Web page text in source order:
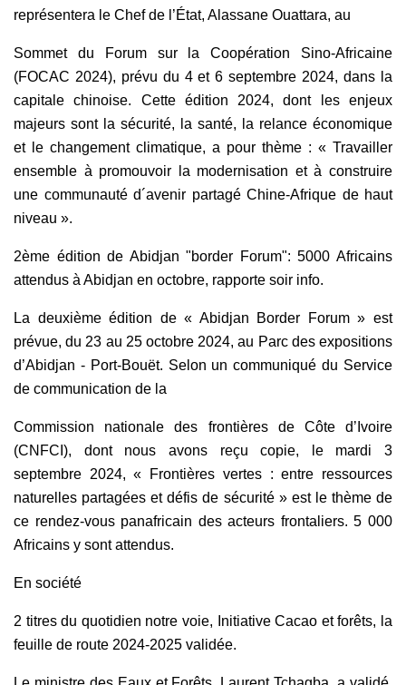
représentera le Chef de l’État, Alassane Ouattara, au
Sommet du Forum sur la Coopération Sino-Africaine
(FOCAC 2024), prévu du 4 et 6 septembre 2024, dans la
capitale chinoise. Cette édition 2024, dont les enjeux
majeurs sont la sécurité, la santé, la relance économique
et le changement climatique, a pour thème : « Travailler
ensemble à promouvoir la modernisation et à construire
une communauté d´avenir partagé Chine-Afrique de haut
niveau ».
2ème édition de Abidjan "border Forum": 5000 Africains
attendus à Abidjan en octobre, rapporte soir info.
La deuxième édition de « Abidjan Border Forum » est
prévue, du 23 au 25 octobre 2024, au Parc des expositions
d’Abidjan - Port-Bouët. Selon un communiqué du Service
de communication de la
Commission nationale des frontières de Côte d’Ivoire
(CNFCI), dont nous avons reçu copie, le mardi 3
septembre 2024, « Frontières vertes : entre ressources
naturelles partagées et défis de sécurité » est le thème de
ce rendez-vous panafricain des acteurs frontaliers. 5 000
Africains y sont attendus.
En société
2 titres du quotidien notre voie, Initiative Cacao et forêts, la
feuille de route 2024-2025 validée.